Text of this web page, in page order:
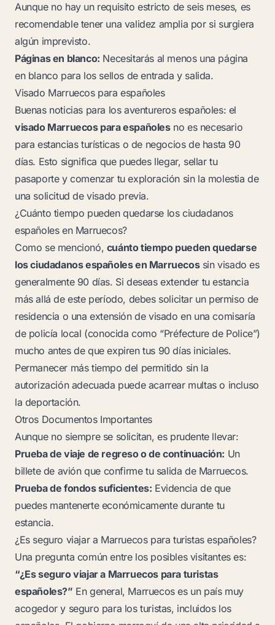
Aunque no hay un requisito estricto de seis meses, es
recomendable tener una validez amplia por si surgiera
algún imprevisto.
Páginas en blanco: Necesitarás al menos una página
en blanco para los sellos de entrada y salida.
Visado Marruecos para españoles
Buenas noticias para los aventureros españoles: el
visado Marruecos para españolesno es necesario
para estancias turísticas o de negocios de hasta 90
días. Esto significa que puedes llegar, sellar tu
pasaporte y comenzar tu exploración sin la molestia de
una solicitud de visado previa.
¿Cuánto tiempo pueden quedarse los ciudadanos
españoles en Marruecos?
Como se mencionó, cuánto tiempo pueden quedarse
los ciudadanos españoles en Marruecossin visado es
generalmente 90 días. Si deseas extender tu estancia
más allá de este período, debes solicitar un permiso de
residencia o una extensión de visado en una comisaría
de policía local (conocida como “Préfecture de Police”)
mucho antes de que expiren tus 90 días iniciales.
Permanecer más tiempo del permitido sin la
autorización adecuada puede acarrear multas o incluso
la deportación.
Otros Documentos Importantes
Aunque no siempre se solicitan, es prudente llevar:
Prueba de viaje de regreso o de continuación: Un
billete de avión que confirme tu salida de Marruecos.
Prueba de fondos suficientes: Evidencia de que
puedes mantenerte económicamente durante tu
estancia.
¿Es seguro viajar a Marruecos para turistas españoles?
Una pregunta común entre los posibles visitantes es:
“¿Es seguro viajar a Marruecos para turistas
españoles?” En general, Marruecos es un país muy
acogedor y seguro para los turistas, incluidos los